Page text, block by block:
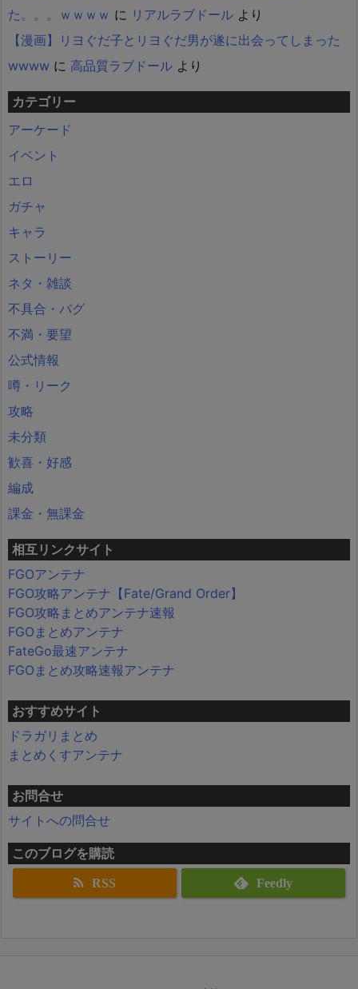
た。。。ｗｗｗｗ に リアルラブドール より
【漫画】リヨぐだ子とリヨぐだ男が遂に出会ってしまった
wwww に 高品質ラブドール より
カテゴリー
アーケード
イベント
エロ
ガチャ
キャラ
ストーリー
ネタ・雑談
不具合・バグ
不満・要望
公式情報
噂・リーク
攻略
未分類
歓喜・好感
編成
課金・無課金
相互リンクサイト
FGOアンテナ
FGO攻略アンテナ【Fate/Grand Order】
FGO攻略まとめアンテナ速報
FGOまとめアンテナ
FateGo最速アンテナ
FGOまとめ攻略速報アンテナ
おすすめサイト
ドラガリまとめ
まとめくすアンテナ
お問合せ
サイトへの問合せ
このブログを購読
RSS Feedly